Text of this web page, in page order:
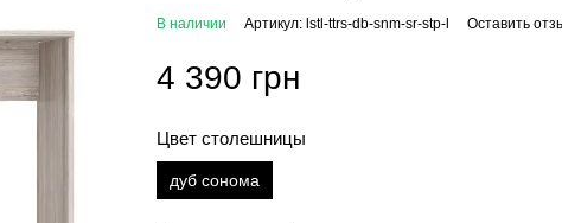
В наличии Артикул: lstl-ttrs-db-snm-sr-stp-l Оставить
4 390 грн
Цвет столешницы
дуб сонома